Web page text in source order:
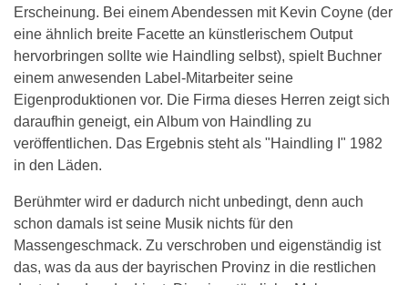
Erscheinung. Bei einem Abendessen mit Kevin Coyne (der
eine ähnlich breite Facette an künstlerischem Output
hervorbringen sollte wie Haindling selbst), spielt Buchner
einem anwesenden Label-Mitarbeiter seine
Eigenproduktionen vor. Die Firma dieses Herren zeigt sich
daraufhin geneigt, ein Album von Haindling zu
veröffentlichen. Das Ergebnis steht als "Haindling I" 1982
in den Läden.
Berühmter wird er dadurch nicht unbedingt, denn auch
schon damals ist seine Musik nichts für den
Massengeschmack. Zu verschroben und eigenständig ist
das, was da aus der bayrischen Provinz in die restlichen